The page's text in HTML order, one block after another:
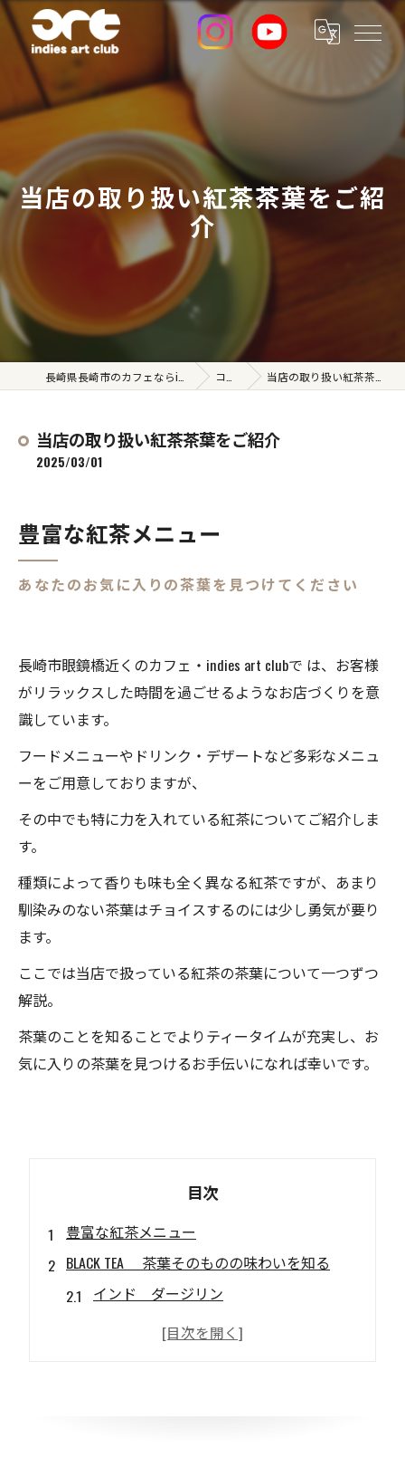
当店の取り扱い紅茶茶葉をご紹
介
コラム 当店の取り扱い紅茶茶葉をご紹介
当店の取り扱い紅茶茶葉をご紹介
2025/03/01
豊富な紅茶メニュー
あなたのお気に入りの茶葉を見つけてください
長崎市眼鏡橋近くのカフェ・indies art clubで は、お客様
がリラックスした時間を過ごせるようなお店づくりを意
識しています。
フードメニューやドリンク・デザートなど多彩なメニュ
ーをご用意しておりますが、
その中でも特に力を入れている紅茶についてご紹介しま
す。
種類によって香りも味も全く異なる紅茶ですが、あまり
馴染みのない茶葉はチョイスするのには少し勇気が要り
ます。
ここでは当店で扱っている紅茶の茶葉について一つずつ
解説。
茶葉のことを知ることでよりティータイムが充実し、お
気に入りの茶葉を見つけるお手伝いになれば幸いです。
目次
豊富な紅茶メニュー
BLACK TEA 茶葉そのものの味わいを知る
インド ダージリン
インド アッサム